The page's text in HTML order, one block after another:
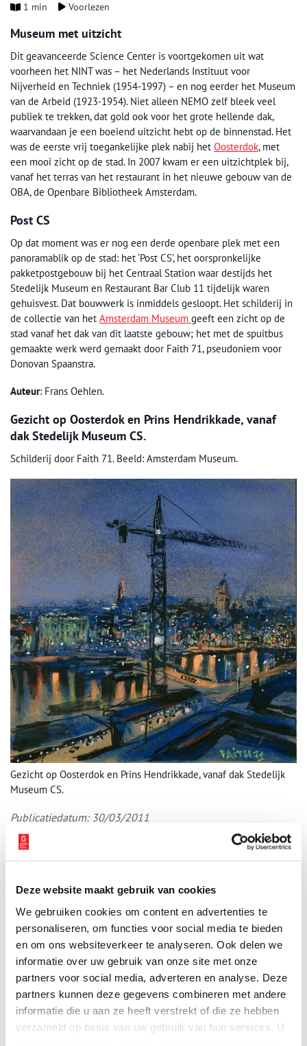
Deze website maakt gebruik van cookies
We gebruiken cookies om content en advertenties te
personaliseren, om functies voor social media te bieden
en om ons websiteverkeer te analyseren. Ook delen we
informatie over uw gebruik van onze site met onze
partners voor social media, adverteren en analyse. Deze
partners kunnen deze gegevens combineren met andere
informatie die u aan ze heeft verstrekt of die ze hebben
verzameld op basis van uw gebruik van hun services. U
1 min Voorlezen
Museum met uitzicht
Dit geavanceerde Science Center is voortgekomen uit wat
voorheen het NINT was – het Nederlands Instituut voor
Nijverheid en Techniek (1954-1997) – en nog eerder het Museum
van de Arbeid (1923-1954). Niet alleen NEMO zelf bleek veel
publiek te trekken, dat gold ook voor het grote hellende dak,
waarvandaan je een boeiend uitzicht hebt op de binnenstad. Het
was de eerste vrij toegankelijke plek nabij het Oosterdok, met
een mooi zicht op de stad. In 2007 kwam er een uitzichtplek bij,
vanaf het terras van het restaurant in het nieuwe gebouw van de
OBA, de Openbare Bibliotheek Amsterdam.
Post CS
Op dat moment was er nog een derde openbare plek met een
panoramablik op de stad: het ‘Post CS’, het oorspronkelijke
pakketpostgebouw bij het Centraal Station waar destijds het
Stedelijk Museum en Restaurant Bar Club 11 tijdelijk waren
gehuisvest. Dat bouwwerk is inmiddels gesloopt. Het schilderij in
de collectie van het Amsterdam Museum geeft een zicht op de
stad vanaf het dak van dit laatste gebouw; het met de spuitbus
gemaakte werk werd gemaakt door Faith 71, pseudoniem voor
Donovan Spaanstra.
Auteur: Frans Oehlen.
Gezicht op Oosterdok en Prins Hendrikkade, vanaf
dak Stedelijk Museum CS.
Schilderij door Faith 71. Beeld: Amsterdam Museum.
Gezicht op Oosterdok en Prins Hendrikkade, vanaf dak Stedelijk
Museum CS.
Publicatiedatum: 30/03/2011
Ontvang de nieuwsbrief
Wilt u op de hoogte blijven van de mooiste verhalen en het
laatste erfgoednieuws? Schrijf u dan nu in voor onze
wekelijkse nieuwsbrief!
Bij inschrijving gaat u akkoord met onsprivacybeleid